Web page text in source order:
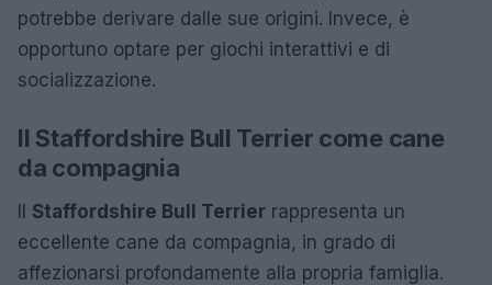
potrebbe derivare dalle sue origini. Invece, è
opportuno optare per giochi interattivi e di
socializzazione.
Il Staffordshire Bull Terrier come cane
da compagnia
Il Staffordshire Bull Terrier rappresenta un
eccellente cane da compagnia, in grado di
affezionarsi profondamente alla propria famiglia.